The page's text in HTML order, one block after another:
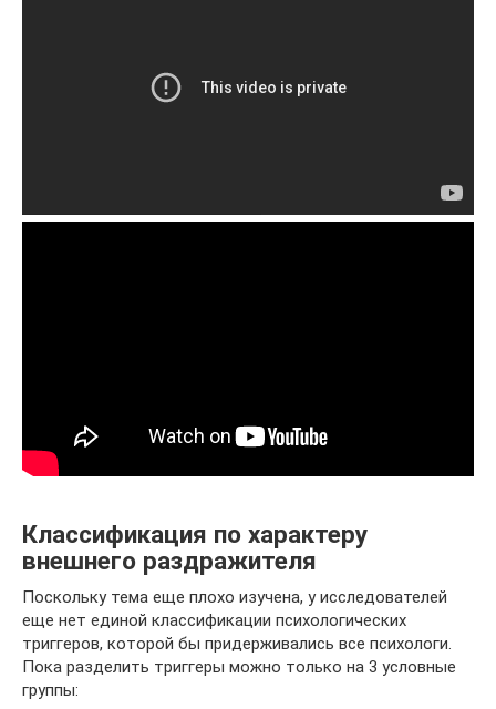
Классификация по характеру
внешнего раздражителя
Поскольку тема еще плохо изучена, у исследователей
еще нет единой классификации психологических
триггеров, которой бы придерживались все психологи.
Пока разделить триггеры можно только на 3 условные
группы: